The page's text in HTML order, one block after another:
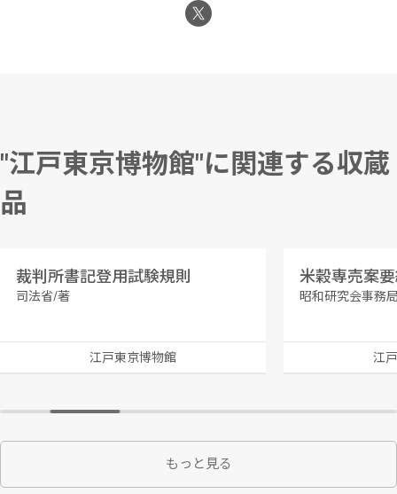
"江戸東京博物館"に関連する収蔵
品
裁判所書記登用試験規則
司法省/著
江戸東京博物館
米穀専売案
昭和研究会事務
江
もっと見る